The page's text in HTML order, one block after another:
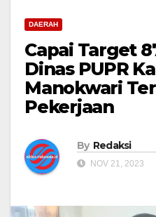
DAERAH
Capai Target
Dinas PUPR
Manokwari
Pekerjaan
By Redaksi
NOV 21, 2023